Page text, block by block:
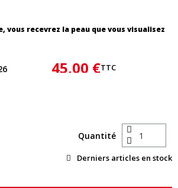
vous recevrez la peau que vous visualisez
45,00 €TTC
Quantité
Derniers articles en stock